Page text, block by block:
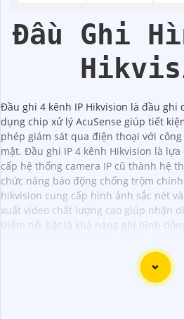
Đầu Ghi
Đầu ghi 4 kênh IP Hikvision là đầu ghi
dụng chip xử lý AcuSense giúp tiết
phép giám sát qua điện thoại với
mật. Đầu ghi IP 4 kênh Hikvision là
cấp hệ thống camera IP cũ thành hệ
chức năng báo động chống trộm
hikvision cung cấp hình ảnh sắc nét
xuất video chất lượng cao giúp nhận
Điểm nổi bật là khả năng ghi hình
duyệt web, mang lại sự thuận tiện